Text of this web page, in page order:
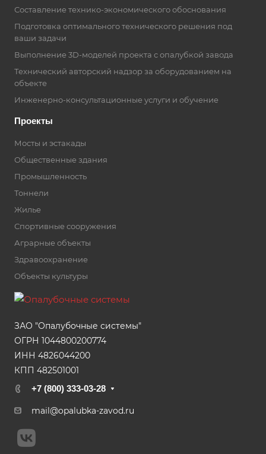
Составление технико-экономического обоснования
Подготовка оптимального технического решения под
ваши задачи
Выполнение 3D-моделей проекта с опалубкой завода
Технический авторский надзор за оборудованием на
объекте
Инженерно-консультационные услуги и обучение
Проекты
Мосты и эстакады
Общественные здания
Промышленность
Тоннели
Жилье
Спортивные сооружения
Аграрные объекты
Здравоохранение
Объекты культуры
ЗАО "Опалубочные системы"
ОГРН 1044800200774
ИНН 4826044200
КПП 482501001
+7 (800) 333-03-28
mail@opalubka-zavod.ru